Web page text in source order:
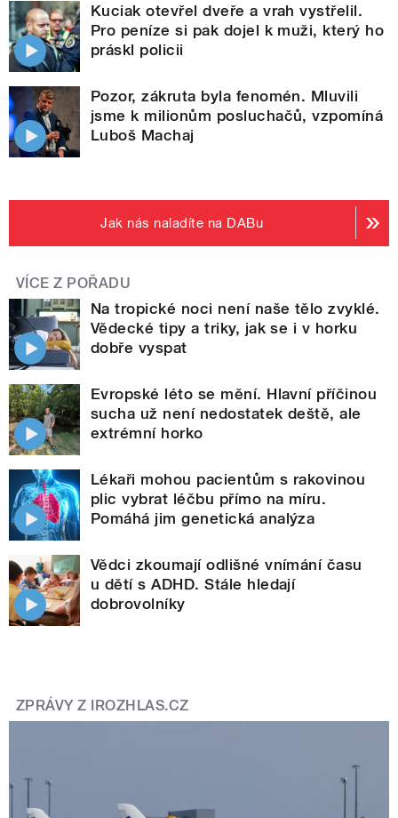
Kuciak otevřel dveře a vrah vystřelil.
Pro peníze si pak dojel k muži, který ho
práskl policii
Pozor, zákruta byla fenomén. Mluvili
jsme k milionům posluchačů, vzpomíná
Luboš Machaj
Jak nás naladíte na DABu
VÍCE Z POŘADU
Na tropické noci není naše tělo zvyklé.
Vědecké tipy a triky, jak se i v horku
dobře vyspat
Evropské léto se mění. Hlavní příčinou
sucha už není nedostatek deště, ale
extrémní horko
Lékaři mohou pacientům s rakovinou
plic vybrat léčbu přímo na míru.
Pomáhá jim genetická analýza
Vědci zkoumají odlišné vnímání času
u dětí s ADHD. Stále hledají
dobrovolníky
ZPRÁVY Z IROZHLAS.CZ